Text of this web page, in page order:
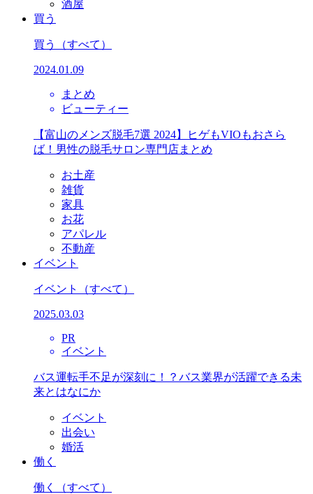
酒屋
買う
買う （すべて）
2024.01.09
まとめ
ビューティー
【富山のメンズ脱毛7選 2024】ヒゲもVIOもおさら
ば！男性の脱毛サロン専門店まとめ
お土産
雑貨
家具
お花
アパレル
不動産
イベント
イベント （すべて）
2025.03.03
PR
イベント
バス運転手不足が深刻に！？バス業界が活躍できる未
来とはなにか
イベント
出会い
婚活
働く
働く （すべて）